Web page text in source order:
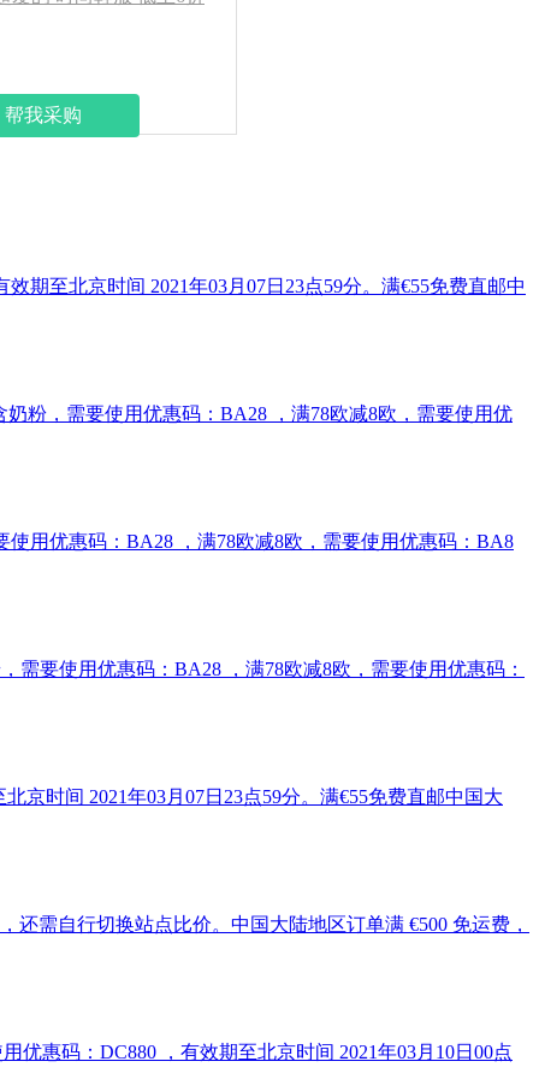
帮我采购
期至北京时间 2021年03月07日23点59分。满€55免费直邮中
奶粉，需要使用优惠码：BA28 ，满78欧减8欧，需要使用优
使用优惠码：BA28 ，满78欧减8欧，需要使用优惠码：BA8
需要使用优惠码：BA28 ，满78欧减8欧，需要使用优惠码：
京时间 2021年03月07日23点59分。满€55免费直邮中国大
还需自行切换站点比价。中国大陆地区订单满 €500 免运费，
优惠码：DC880 ，有效期至北京时间 2021年03月10日00点